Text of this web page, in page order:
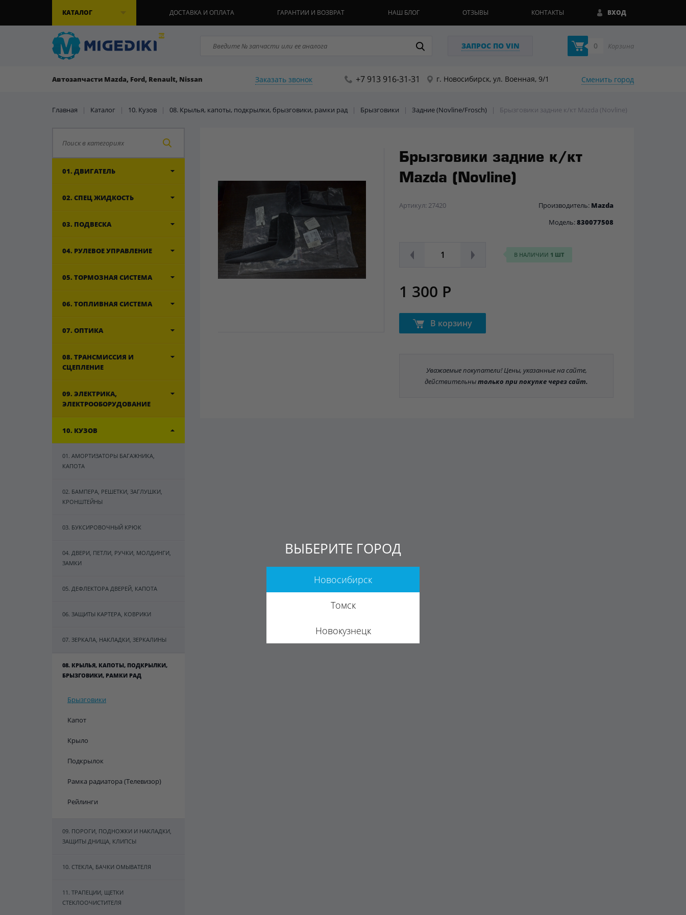
КАТАЛОГ ВХОД
ДОСТАВКА И ОПЛАТА ГАРАНТИИ И ВОЗВРАТ НАШ БЛОГ ОТЗЫВЫ КОНТАКТЫ
ЗАПРОС ПО VIN 0 Корзина
Автозапчасти Mazda, Ford, Renault, Nissan Заказать звонок +7 913 916-31-31 г. Новосибирск, ул. Военная, 9/1 Сменить город
Главная | Каталог | 10. Кузов | 08. Крылья, капоты, подкрылки, брызговики, рамки рад | Брызговики | Задние (Novline/Frosch) | Брызговики задние к/кт Mazda (Novline)
01. ДВИГАТЕЛЬ
02. СПЕЦ ЖИДКОСТЬ
03. ПОДВЕСКА
04. РУЛЕВОЕ УПРАВЛЕНИЕ
05. ТОРМОЗНАЯ СИСТЕМА
06. ТОПЛИВНАЯ СИСТЕМА
07. ОПТИКА
08. ТРАНСМИССИЯ И
СЦЕПЛЕНИЕ
09. ЭЛЕКТРИКА,
ЭЛЕКТРООБОРУДОВАНИЕ
10. КУЗОВ
01. АМОРТИЗАТОРЫ БАГАЖНИКА,
КАПОТА
02. БАМПЕРА, РЕШЕТКИ, ЗАГЛУШКИ,
КРОНШТЕЙНЫ
03. БУКСИРОВОЧНЫЙ КРЮК
04. ДВЕРИ, ПЕТЛИ, РУЧКИ, МОЛДИНГИ,
ЗАМКИ
05. ДЕФЛЕКТОРА ДВЕРЕЙ, КАПОТА
06. ЗАЩИТЫ КАРТЕРА, КОВРИКИ
07. ЗЕРКАЛА, НАКЛАДКИ, ЗЕРКАЛИНЫ
08. КРЫЛЬЯ, КАПОТЫ, ПОДКРЫЛКИ,
БРЫЗГОВИКИ, РАМКИ РАД
Брызговики
Капот
Крыло
Подкрылок
Рамка радиатора (Телевизор)
Рейлинги
09. ПОРОГИ, ПОДНОЖКИ И НАКЛАДКИ,
ЗАЩИТЫ ДНИЩА, КЛИПСЫ
10. СТЕКЛА, БАЧКИ ОМЫВАТЕЛЯ
11. ТРАПЕЦИИ, ЩЕТКИ
СТЕКЛООЧИСТИТЕЛЯ
Брызговики задние к/кт
Mazda (Novline)
Артикул: 27420 Производитель: Mazda
Модель:830077508
В НАЛИЧИИ 1 ШТ
1 300 Р
В корзину
Уважаемые покупатели! Цены, указанные на сайте,
действительнытолько при покупке через сайт.
ВЫБЕРИТЕ ГОРОД
Новосибирск
Томск
Новокузнецк